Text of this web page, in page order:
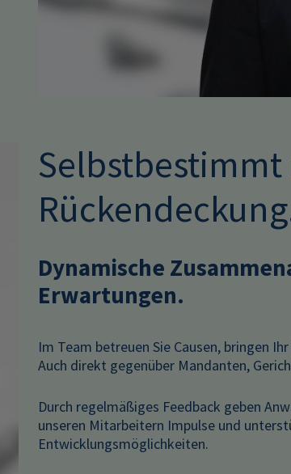
Dynamische
Erwartungen.
Im Team betreuen Sie Causen, bringen
Auch direkt gegenüber Mandanten,
Durch regelmäßiges Feedback geben
unseren Mitarbeitern Impulse und
Entwicklungsmöglichkeiten.